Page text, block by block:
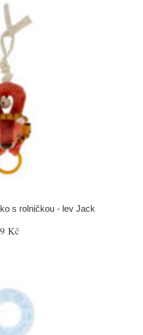
s rolničkou - lev Jack
Kč